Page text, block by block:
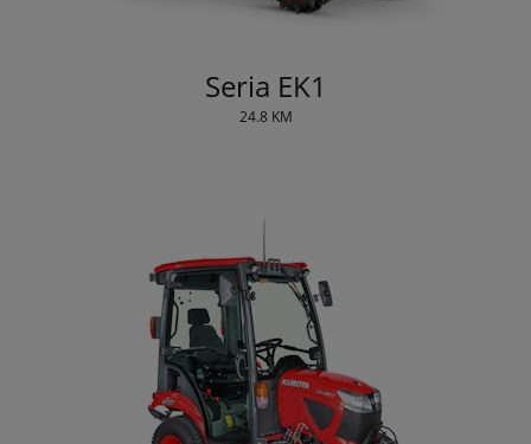
Seria EK1
24.8 KM